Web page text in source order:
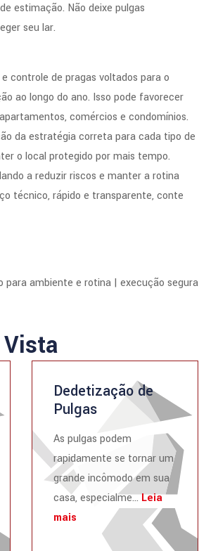
estimação. Não deixe pulgas
seu lar.
controle de pragas voltados para o
ao longo do ano. Isso pode favorecer
comércios e condomínios.
da estratégia correta para cada tipo de
o local protegido por mais tempo.
a reduzir riscos e manter a rotina
técnico, rápido e transparente, conte
para ambiente e rotina | execução segura
Dedetização de
Pulgas
As pulgas podem
rapidamente se tornar um
grande incômodo em sua
casa, especialme...Leia
mais